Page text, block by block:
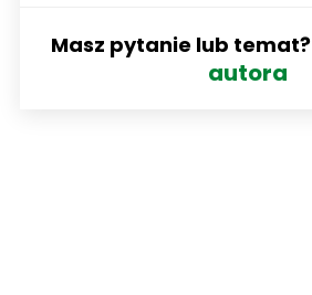
Masz pytanie lub temat?
autora